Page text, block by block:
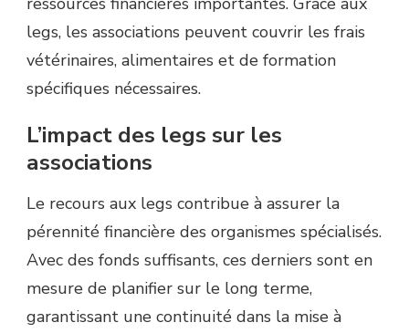
legs, les associations peuvent couvrir les frais
vétérinaires, alimentaires et de formation
spécifiques nécessaires.
L’impact des legs sur les
associations
Le recours aux legs contribue à assurer la
pérennité financière des organismes spécialisés.
Avec des fonds suffisants, ces derniers sont en
mesure de planifier sur le long terme,
garantissant une continuité dans la mise à